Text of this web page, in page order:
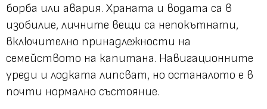
борба или авария. Храната и водата са в
изобилие, личните вещи са непокътнати,
включително принадлежности на
семейството на капитана. Навигационните
уреди и лодката липсват, но останалото е в
почти нормално състояние.